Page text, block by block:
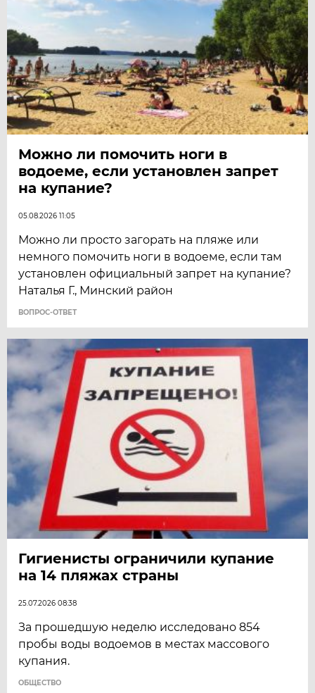
Можно ли помочить ноги в
водоеме, если установлен запрет
на купание?
05.08.2026 11:05
Можно ли просто загорать на пляже или
немного помочить ноги в водоеме, если там
установлен официальный запрет на купание?
Наталья Г., Минский район
ВОПРОС-ОТВЕТ
Гигиенисты ограничили купание
на 14 пляжах страны
25.07.2026 08:38
За прошедшую неделю исследовано 854
пробы воды водоемов в местах массового
купания.
ОБЩЕСТВО